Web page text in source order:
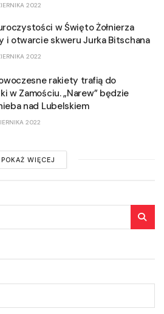
2022
w Święto Żołnierza
i otwarcie skweru Jurka Bitschana
2022
rakiety trafią do
w Zamościu. „Narew” będzie
nad Lubelskiem
2022
POKAŻ WIĘCEJ